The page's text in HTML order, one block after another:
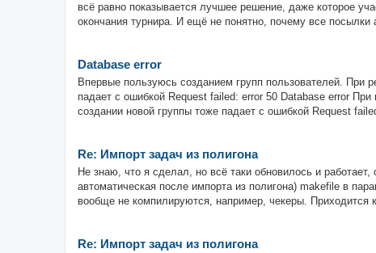
всё равно показывается лучшее решение, даже которое
окончания турнира. И ещё не понятно, почему все посылки
Database error
Впервые пользуюсь созданием групп пользователей. При
падает с ошибкой Request failed: error 50 Database error
создании новой группы тоже падает с ошибкой Request
Re: Импорт задач из полигона
Не знаю, что я сделал, но всё таки обновилось и
автоматическая после импорта из полигона) makefile в
вообще не компилируются, например, чекеры. Приходится
Re: Импорт задач из полигона